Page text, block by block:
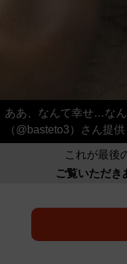
ああ、なんて幸せ…な
（@basteto3）さん提供
これが最後
ご覧いただき